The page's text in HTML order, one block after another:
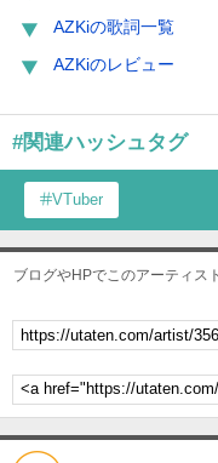
AZKiの歌詞一覧
AZKiのレビュー
#関連ハッシュタグ
VTuber
ブログやHPでこのアーティス